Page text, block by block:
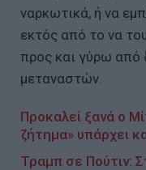
ναρκωτικά, ή να
εκτός από το να
προς και γύρω από
μεταναστών.
Προκαλεί ξανά ο
ζήτημα» υπάρχει
Τραμπ σε Πούτιν: